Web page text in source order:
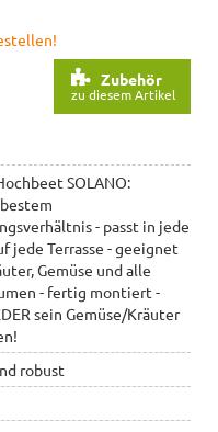
Zubehör
zu diesem Artikel
SOLANO:
- passt in jede
jede Terrasse - geeignet
Gemüse und alle
- fertig montiert -
sein Gemüse/Kräuter
robust